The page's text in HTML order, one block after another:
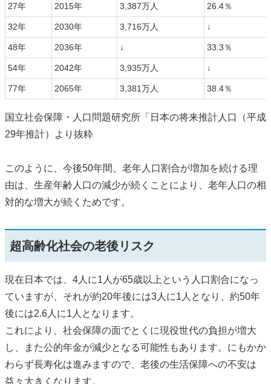
27年 2015年 3,387万人 26.4％
32年 2030年 3,716万人 ↓
48年 2036年 ↓ 33.3％
54年 2042年 3,935万人 ↓
77年 2065年 3,381万人 38.4％
国立社会保障・人口問題研究所「日本の将来推計人口（平成
29年推計）より抜粋
このように、今後50年間、老年人口割合が増加を続ける理
由は、生産年齢人口の減少が続くことにより、老年人口の相
対的な増大が続くためです。
超高齢化社会の老後リスク
現在日本では、4人に1人が65歳以上という人口割合になっ
ていますが、それが約20年後には3人に1人となり、約50年
後には2.6人に1人となります。
これにより、社会保障の面でとくに現役世代の負担が増大
し、また公的年金が減少となる可能性もあります。にもかか
わらず長寿化は進みますので、老後の生活保障への不安は
益々大きくなります。